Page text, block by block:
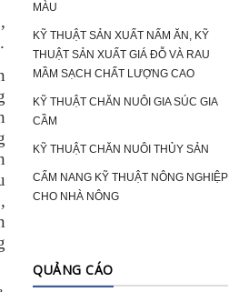
MÀU
KỸ THUẬT SẢN XUẤT NẤM ĂN, KỸ
THUẬT SẢN XUẤT GIÁ ĐỖ VÀ RAU
MẦM SẠCH CHẤT LƯỢNG CAO
KỸ THUẬT CHĂN NUÔI GIA SÚC GIA
CẦM
KỸ THUẬT CHĂN NUÔI THỦY SẢN
CẨM NANG KỸ THUẬT NÔNG NGHIỆP
CHO NHÀ NÔNG
QUẢNG CÁO